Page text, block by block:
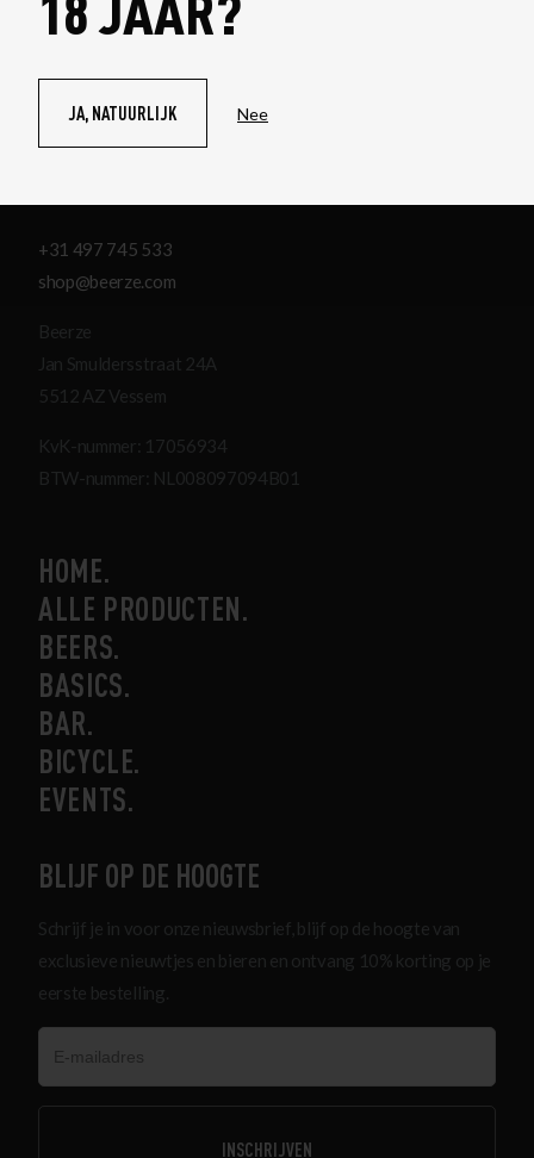
HEB JE VRAGEN OF
+31 497 745 533
shop@beerze.com
Beerze
Jan Smuldersstraat 24A
5512 AZ Vessem
KvK-nummer: 17056934
BTW-nummer: NL008097094B01
BLIJF OP DE HOOGTE
Schrijf je in voor onze nieuwsbrief, blijf op de hoogte van
exclusieve nieuwtjes en bieren en ontvang 10% korting op je
eerste bestelling.
HOME
ALLE PRODUCTEN
BEERS
BASICS
BAR
BICYCLE
EVENTS
JA, NATUURLIJK Nee